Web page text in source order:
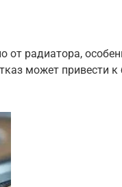
от радиатора,
может привести